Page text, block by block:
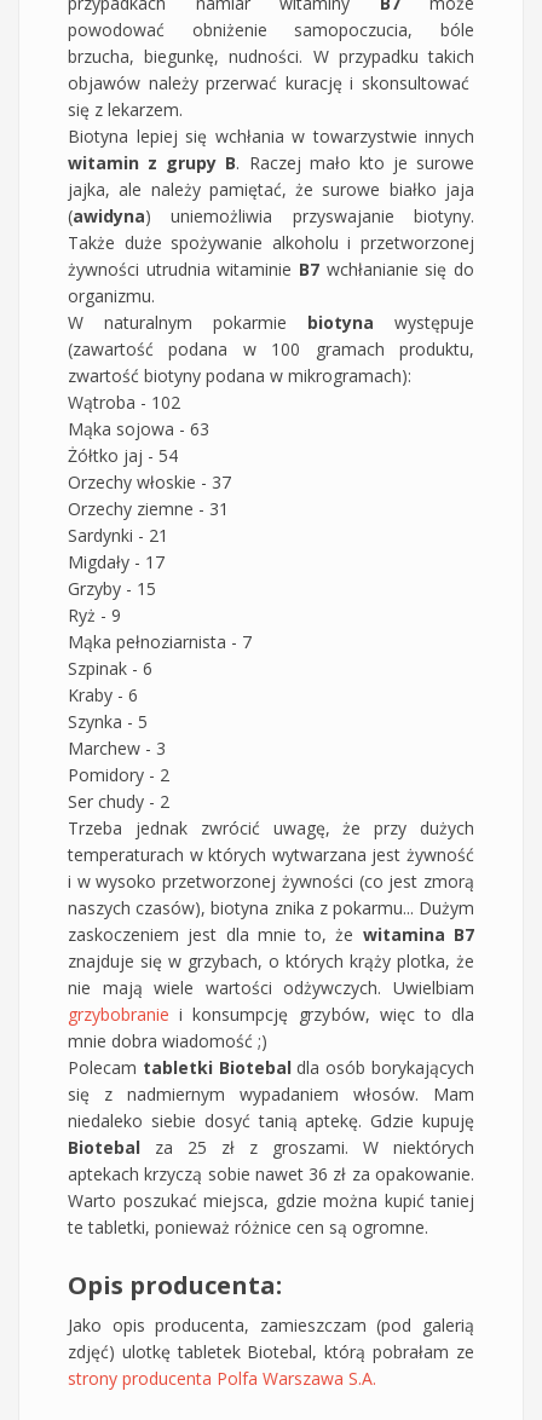
powodować obniżenie samopoczucia, bóle
brzucha, biegunkę, nudności. W przypadku takich
objawów należy przerwać kurację i skonsultować
się z lekarzem.
Biotyna lepiej się wchłania w towarzystwie innych
witamin z grupy B. Raczej mało kto je surowe
jajka, ale należy pamiętać, że surowe białko jaja
(awidyna) uniemożliwia przyswajanie biotyny.
Także duże spożywanie alkoholu i przetworzonej
żywności utrudnia witaminie B7 wchłanianie się do
organizmu.
W naturalnym pokarmie biotyna występuje
(zawartość podana w 100 gramach produktu,
zwartość biotyny podana w mikrogramach):
Wątroba - 102
Mąka sojowa - 63
Żółtko jaj - 54
Orzechy włoskie - 37
Orzechy ziemne - 31
Sardynki - 21
Migdały - 17
Grzyby - 15
Ryż - 9
Mąka pełnoziarnista - 7
Szpinak - 6
Kraby - 6
Szynka - 5
Marchew - 3
Pomidory - 2
Ser chudy - 2
Trzeba jednak zwrócić uwagę, że przy dużych
temperaturach w których wytwarzana jest żywność
i w wysoko przetworzonej żywności (co jest zmorą
naszych czasów), biotyna znika z pokarmu... Dużym
zaskoczeniem jest dla mnie to, że witamina B7
znajduje się w grzybach, o których krąży plotka, że
nie mają wiele wartości odżywczych. Uwielbiam
grzybobranie i konsumpcję grzybów, więc to dla
mnie dobra wiadomość ;)
Polecam tabletki Biotebaldla osób borykających
się z nadmiernym wypadaniem włosów. Mam
niedaleko siebie dosyć tanią aptekę. Gdzie kupuję
Biotebal za 25 zł z groszami. W niektórych
aptekach krzyczą sobie nawet 36 zł za opakowanie.
Warto poszukać miejsca, gdzie można kupić taniej
te tabletki, ponieważ różnice cen są ogromne.
Opis producenta:
Jako opis producenta, zamieszczam (pod galerią
zdjęć) ulotkę tabletek Biotebal, którą pobrałam ze
strony producenta Polfa Warszawa S.A.